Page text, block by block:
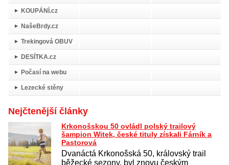
KOUPÁNÍ.cz
NašeBrdy.cz
Trekingová OBUV
DESÍTKA.cz
Počasí na webu
Lezecké stěny
Nejčtenější články
Krkonošskou 50 ovládl polský trailový
šampion Witek, české tituly získali Fárník a
Pastorová
Dvanáctá Krkonošská 50, královský trail
běžecké sezony, byl znovu českým